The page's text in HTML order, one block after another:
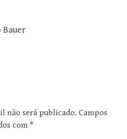
Bauer
não será publicado. Campos
com *